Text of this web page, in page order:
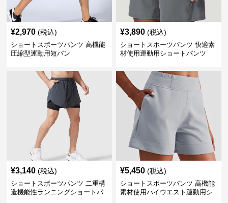
¥2,970 (税込)
ショートスポーツパンツ 高機能
圧縮型運動用短パン
¥3,890 (税込)
ショートスポーツパンツ 快適素
材使用運動用ショートパンツ
¥3,140 (税込)
ショートスポーツパンツ 二重構
造機能性ランニングショートパ
¥5,450 (税込)
ショートスポーツパンツ 高機能
素材使用ハイウエスト運動用シ